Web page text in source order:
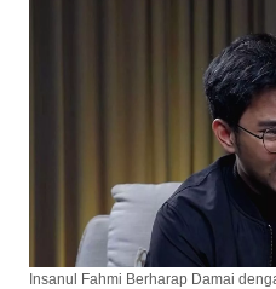
Insanul Fahmi Berharap Damai